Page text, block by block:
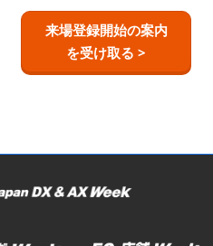
来場登録開始の案内
を受け取る >